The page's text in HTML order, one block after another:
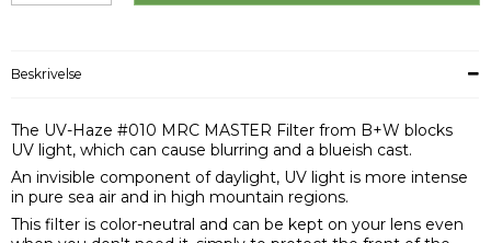
Beskrivelse
The UV-Haze #010 MRC MASTER Filter from B+W blocks
UV light, which can cause blurring and a blueish cast.
An invisible component of daylight, UV light is more intense
in pure sea air and in high mountain regions.
This filter is color-neutral and can be kept on your lens even